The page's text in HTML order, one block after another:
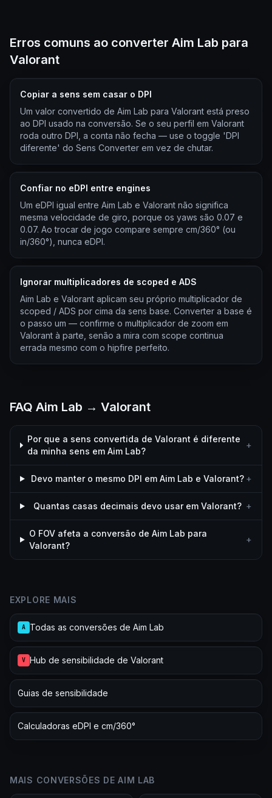
Erros comuns ao converter Aim Lab para
Valorant
Copiar a sens sem casar o DPI
Um valor convertido de Aim Lab para Valorant está preso
ao DPI usado na conversão. Se o seu perfil em Valorant
roda outro DPI, a conta não fecha — use o toggle 'DPI
diferente' do Sens Converter em vez de chutar.
Confiar no eDPI entre engines
Um eDPI igual entre Aim Lab e Valorant não significa
mesma velocidade de giro, porque os yaws são 0.07 e
0.07. Ao trocar de jogo compare sempre cm/360° (ou
in/360°), nunca eDPI.
Ignorar multiplicadores de scoped e ADS
Aim Lab e Valorant aplicam seu próprio multiplicador de
scoped / ADS por cima da sens base. Converter a base é
o passo um — confirme o multiplicador de zoom em
Valorant à parte, senão a mira com scope continua
errada mesmo com o hipfire perfeito.
FAQ Aim Lab → Valorant
Por que a sens convertida de Valorant é diferente
da minha sens em Aim Lab?
+
Devo manter o mesmo DPI em Aim Lab e Valorant? +
Quantas casas decimais devo usar em Valorant? +
O FOV afeta a conversão de Aim Lab para
Valorant?
+
EXPLORE MAIS
A Todas as conversões de Aim Lab
V Hub de sensibilidade de Valorant
Guias de sensibilidade
Calculadoras eDPI e cm/360°
MAIS CONVERSÕES DE AIM LAB